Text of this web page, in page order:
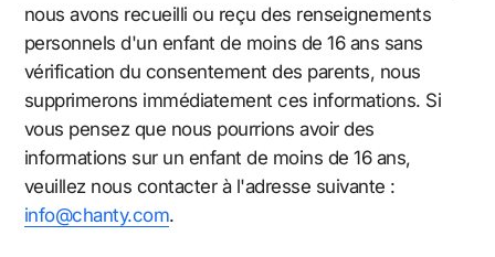
nous avons recueilli ou reçu des renseignements
personnels d'un enfant de moins de 16 ans sans
vérification du consentement des parents, nous
supprimerons immédiatement ces informations. Si
vous pensez que nous pourrions avoir des
informations sur un enfant de moins de 16 ans,
veuillez nous contacter à l'adresse suivante :
info@chanty.com.